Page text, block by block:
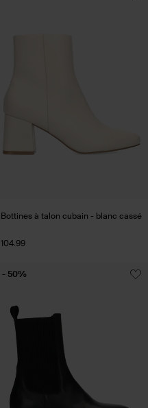
Bottines à talon cubain - blanc cassé
104.99
- 50%